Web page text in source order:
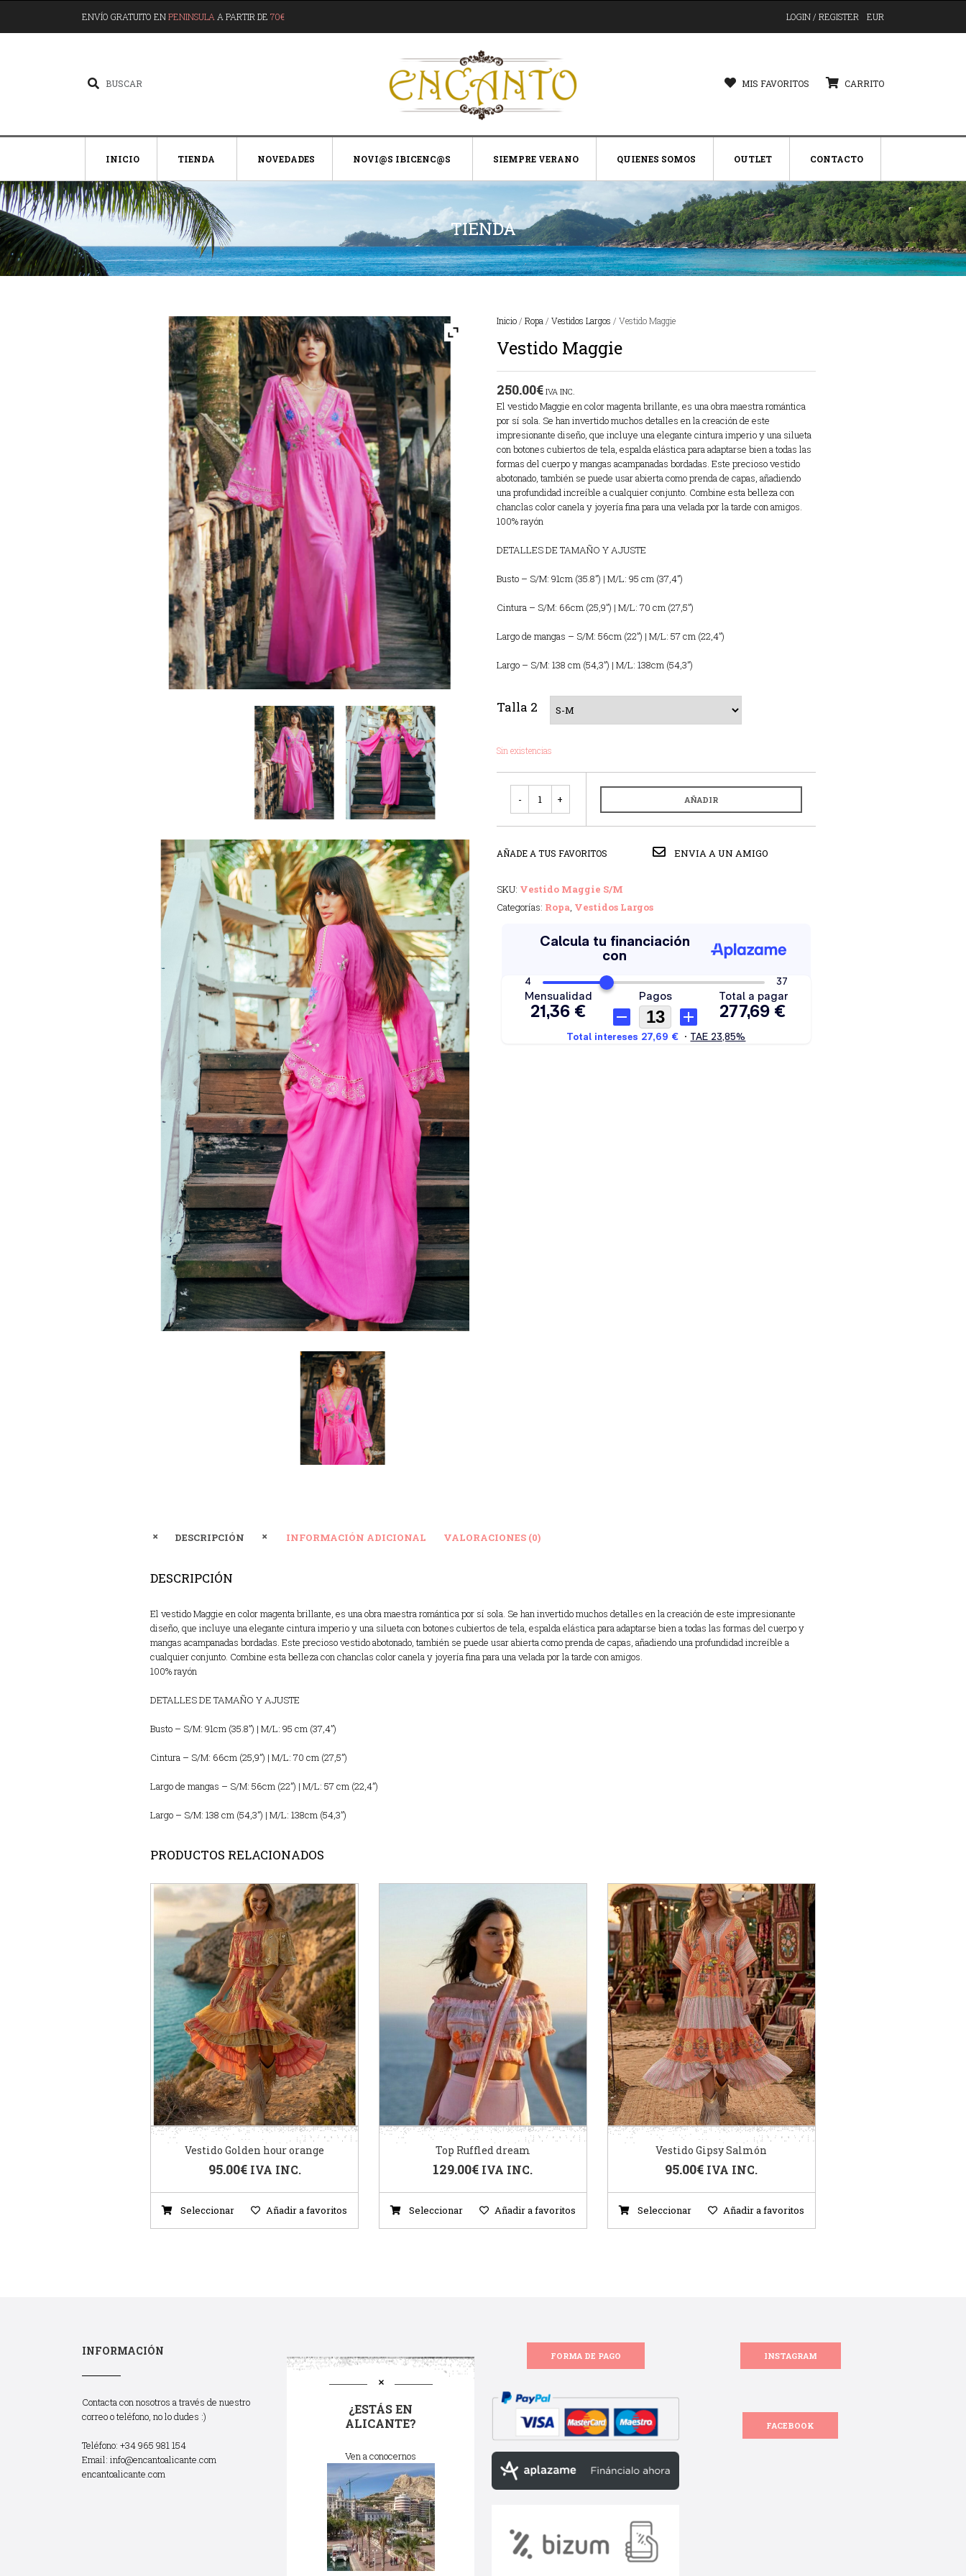
ENVÍO GRATUITO ENPENINSULA A PARTIR DE 70€ LOGIN / REGISTER EUR
MIS FAVORITOS CARRITO
INICIO TIENDA NOVEDADES NOVI@S IBICENC@S SIEMPRE VERANO QUIENES SOMOS OUTLET CONTACTO
TIENDA
Inicio/ Ropa / Vestidos Largos / Vestido Maggie
Vestido Maggie
250.00€ IVA INC.
El vestido Maggie en color magenta brillante, es una obra maestra romántica
por sí sola. Se han invertido muchos detalles en la creación de este
impresionante diseño, que incluye una elegante cintura imperio y una silueta
con botones cubiertos de tela, espalda elástica para adaptarse bien a todas las
formas del cuerpo y mangas acampanadas bordadas. Este precioso vestido
abotonado, también se puede usar abierta como prenda de capas, añadiendo
una profundidad increíble a cualquier conjunto. Combine esta belleza con
chanclas color canela y joyería fina para una velada por la tarde con amigos.
100% rayón
DETALLES DE TAMAÑO Y AJUSTE
Busto – S/M: 91cm (35.8”) | M/L: 95 cm (37,4”)
Cintura – S/M: 66cm (25,9”) | M/L: 70 cm (27,5”)
Largo de mangas – S/M: 56cm (22”) | M/L: 57 cm (22,4”)
Largo – S/M: 138 cm (54,3”) | M/L: 138cm (54,3”)
Talla 2
Sin existencias
AÑADIR
AÑADE A TUS FAVORITOS ENVIA A UN AMIGO
SKU: Vestido Maggie S/M
Categorías: Ropa, Vestidos Largos
DESCRIPCIÓN INFORMACIÓN ADICIONAL VALORACIONES (0)
DESCRIPCIÓN
El vestido Maggie en color magenta brillante, es una obra maestra romántica por sí sola. Se han invertido muchos detalles en la creación de este impresionante
diseño, que incluye una elegante cintura imperio y una silueta con botones cubiertos de tela, espalda elástica para adaptarse bien a todas las formas del cuerpo y
mangas acampanadas bordadas. Este precioso vestido abotonado, también se puede usar abierta como prenda de capas, añadiendo una profundidad increíble a
cualquier conjunto. Combine esta belleza con chanclas color canela y joyería fina para una velada por la tarde con amigos.
100% rayón
DETALLES DE TAMAÑO Y AJUSTE
Busto – S/M: 91cm (35.8”) | M/L: 95 cm (37,4”)
Cintura – S/M: 66cm (25,9”) | M/L: 70 cm (27,5”)
Largo de mangas – S/M: 56cm (22”) | M/L: 57 cm (22,4”)
Largo – S/M: 138 cm (54,3”) | M/L: 138cm (54,3”)
PRODUCTOS RELACIONADOS
Vestido Golden hour orange
95.00€ IVA INC.
Seleccionar Añadir a favoritos
Top Ruffled dream
129.00€ IVA INC.
Seleccionar Añadir a favoritos
Vestido Gipsy Salmón
95.00€ IVA INC.
Seleccionar Añadir a favoritos
INFORMACIÓN
Contacta con nosotros a través de nuestro
correo o teléfono, no lo dudes :)
Teléfono: +34 965 981 154
Email: info@encantoalicante.com
encantoalicante.com
¿ESTÁS EN
ALICANTE?
Ven a conocernos
FORMA DE PAGO INSTAGRAM
FACEBOOK